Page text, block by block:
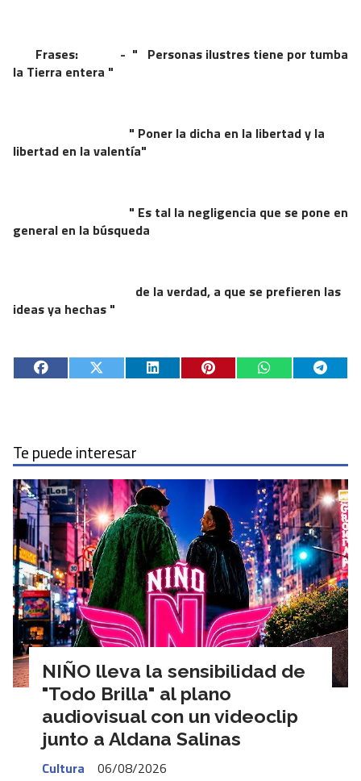
Frases: - " Personas ilustres tiene por tumba
la Tierra entera "
" Poner la dicha en la libertad y la
libertad en la valentía"
" Es tal la negligencia que se pone en
general en la búsqueda
de la verdad, a que se prefieren las
ideas ya hechas "
Te puede interesar
NIÑO lleva la sensibilidad de
"Todo Brilla" al plano
audiovisual con un videoclip
junto a Aldana Salinas
Cultura
06/08/2026